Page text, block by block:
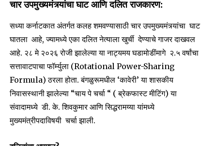
Fans Followers Followers
चार उपमुख्यमंत्र्यांचा घाट आणि दलित राजकारण:
सध्या कर्नाटकात अंतर्गत कलह शमवण्यासाठी चार उपमुख्यमंत्र्यांचा घाट
घातला आहे, ज्यामध्ये एका दलित नेत्याला खुर्ची देण्याचे गाजर दाखवल
आहे. २८ मे २०२६ रोजी झालेल्या या नाट्यमय घडामोडींमागे २.५ वर्षांचा
सत्तावाटपाचा फॉर्म्युला (Rotational Power-Sharing
Formula) ठरला होता. बंगळुरूमधील ‘कावेरी’ या शासकीय
निवासस्थानी झालेल्या “चाय पे चर्चा “ ( ब्रेकफास्ट मीटिंग) या
संवादामध्ये डी. के. शिवकुमार आणि सिद्धरामय्या यांमध्ये
मुख्यमंत्रीपदाविषयी चर्चा झाली.